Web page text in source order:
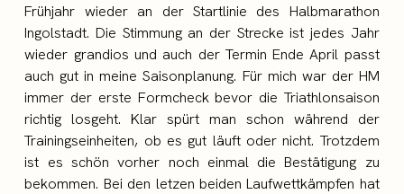
Frühjahr wieder an der Startlinie des Halbmarathon
Ingolstadt. Die Stimmung an der Strecke ist jedes Jahr
wieder grandios und auch der Termin Ende April passt
auch gut in meine Saisonplanung. Für mich war der HM
immer der erste Formcheck bevor die Triathlonsaison
richtig losgeht. Klar spürt man schon während der
Trainingseinheiten, ob es gut läuft oder nicht. Trotzdem
ist es schön vorher noch einmal die Bestätigung zu
bekommen. Bei den letzen beiden Laufwettkämpfen hat